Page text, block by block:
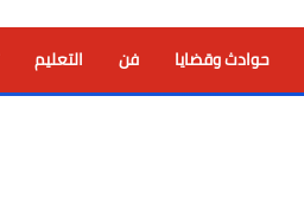
حوادث وقضايا فن التعليم